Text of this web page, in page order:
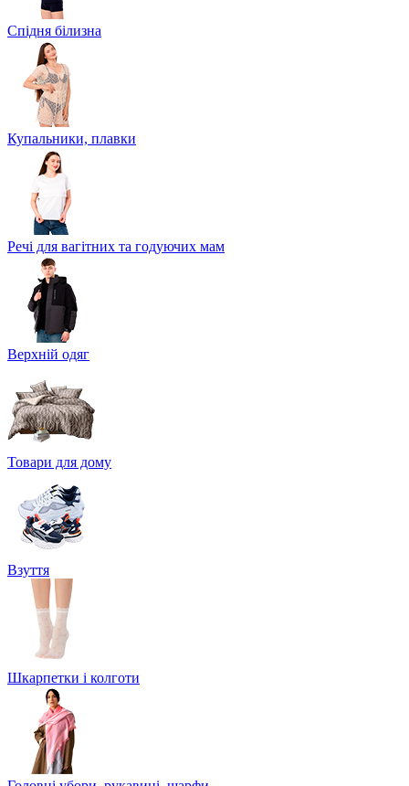
Спідня білизна
Купальники, плавки
Речі для вагітних та годуючих мам
Верхній одяг
Товари для дому
Взуття
Шкарпетки і колготи